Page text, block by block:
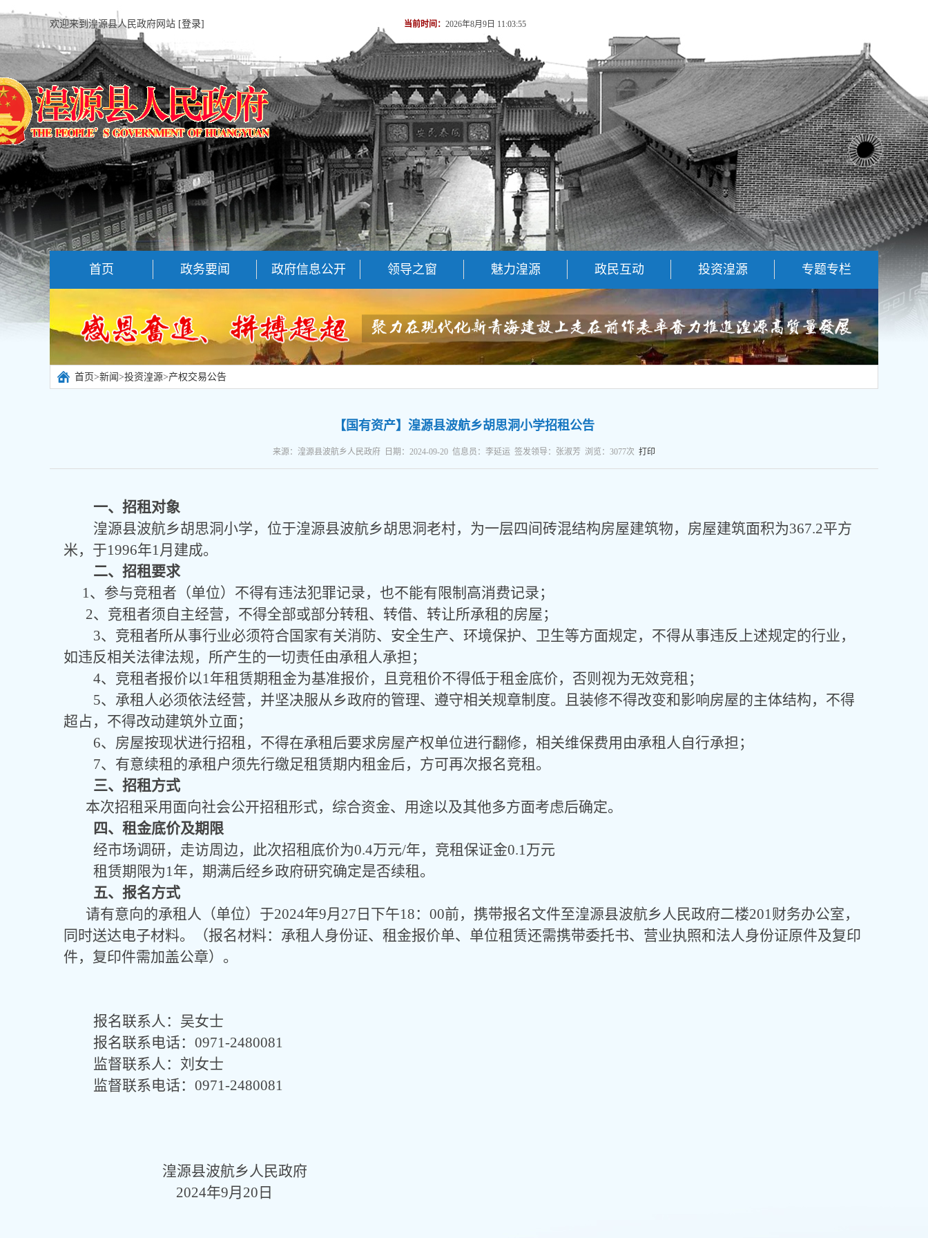
欢迎来到湟源县人民政府网站 [登录] 当前时间： 2026年8月9日 11:03:55
首页 政务要闻 政府信息公开 领导之窗 魅力湟源 政民互动 投资湟源 专题专栏
首页>新闻 >投资湟源>产权交易公告
【国有资产】湟源县波航乡胡思洞小学招租公告
来源：湟源县波航乡人民政府 日期：2024-09-20 信息员：李延运 签发领导：张淑芳 浏览： 3077次 打印
一、招租对象
湟源县波航乡胡思洞小学，位于湟源县波航乡胡思洞老村， 为一层四间砖混结构房屋建筑物，房屋建筑面积为367.2平方
米，于1996年1月建成。
二、招租要求
1、参与竞租者（单位）不得有违法犯罪记录，也不能有限制高消费记录；
2、竞租者须自主经营，不得全部或部分转租、转借、转让所承租的房屋；
3、竞租者所从事行业必须符合国家有关消防、安全生产、环境保护、卫生等方面规定，不得从事违反上述规定的行业，
如违反相关法律法规，所产生的一切责任由承租人承担；
4、竞租者报价以1年租赁期租金为基准报价，且竞租价不得低于租金底价，否则视为无效竞租；
5、承租人必须依法经营，并坚决服从乡政府的管理、 遵守相关规章制度。且装修不得改变和影响房屋的主体结构， 不得
超占， 不得改动建筑外立面；
6、房屋按现状进行招租，不得在承租后要求房屋产权单位进行翻修，相关维保费用由承租人自行承担；
7、有意续租的承租户须先行缴足租赁期内租金后，方可再次报名竞租。
三、招租方式
本次招租采用面向社会公开招租形式， 综合资金、用途以及其他多方面考虑后确定。
四、租金底价及期限
经市场调研，走访周边，此次招租底价为0.4万元/年， 竞租保证金0.1万元
租赁期限为1年，期满后经乡政府研究确定是否续租。
五、报名方式
请有意向的承租人（单位）于2024年9月 27 日 下午18： 00前，携带报名文件至湟源县波航乡人民政府二楼201财务办公室，
同时送达电子材料。（报名材料： 承租人身份证、 租金报价单、单位租赁还需携带委托书、营业执照和法人身份证原件及复印
件，复印件需加盖公章）。
报名联系人： 吴女士
报名联系电话： 0971-2480081
监督联系人：刘女士
监督联系电话： 0971-2480081
湟源县波航乡人民政府
2024年9月 20 日